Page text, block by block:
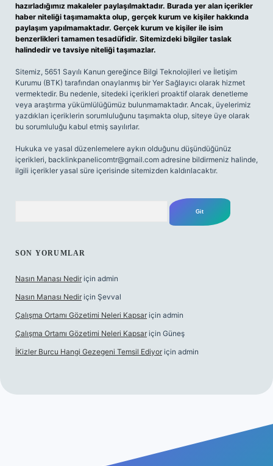
hazırladığımız makaleler paylaşılmaktadır. Burada yer alan içerikler
haber niteliği taşımamakta olup, gerçek kurum ve kişiler hakkında
paylaşım yapılmamaktadır. Gerçek kurum ve kişiler ile isim
benzerlikleri tamamen tesadüfidir. Sitemizdeki bilgiler taslak
halindedir ve tavsiye niteliği taşımazlar.
Sitemiz, 5651 Sayılı Kanun gereğince Bilgi Teknolojileri ve İletişim
Kurumu (BTK) tarafından onaylanmış bir Yer Sağlayıcı olarak hizmet
vermektedir. Bu nedenle, sitedeki içerikleri proaktif olarak denetleme
veya araştırma yükümlülüğümüz bulunmamaktadır. Ancak, üyelerimiz
yazdıkları içeriklerin sorumluluğunu taşımakta olup, siteye üye olarak
bu sorumluluğu kabul etmiş sayılırlar.
Hukuka ve yasal düzenlemelere aykırı olduğunu düşündüğünüz
içerikleri, backlinkpanelicomtr@gmail.com adresine bildirmeniz halinde,
ilgili içerikler yasal süre içerisinde sitemizden kaldırılacaktır.
SON YORUMLAR
Nasın Manası Nedir için admin
Nasın Manası Nedir için Şevval
Çalışma Ortamı Gözetimi Neleri Kapsar için admin
Çalışma Ortamı Gözetimi Neleri Kapsar için Güneş
İKizler Burcu Hangi Gezegeni Temsil Ediyor için admin